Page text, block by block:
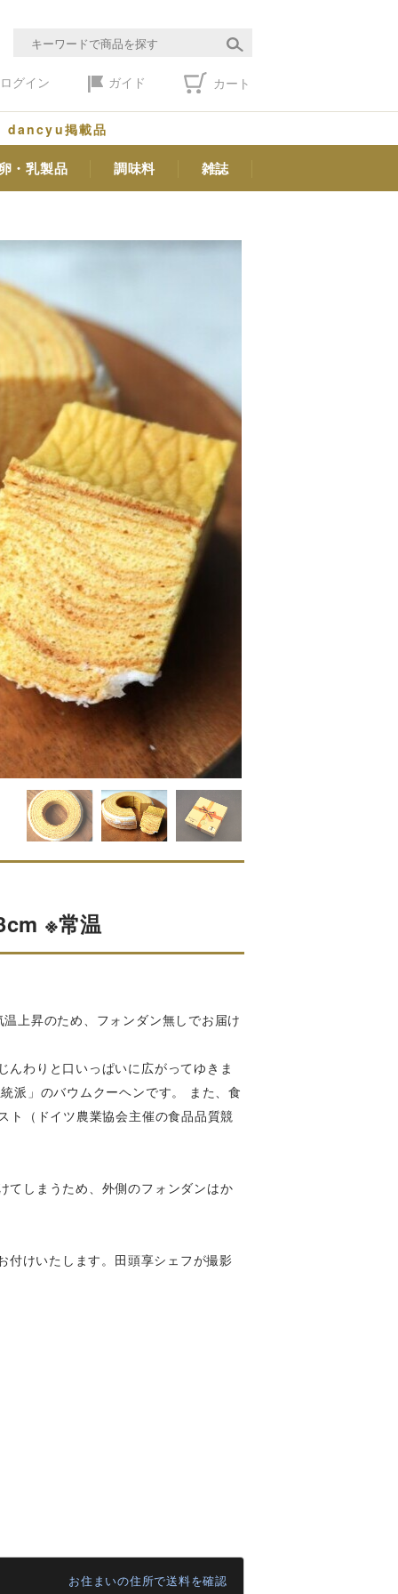
ログイン ガイド カート
dancyu掲載品
卵・乳製品 調味料 雑誌
※常温
上昇のため、フォンダン無しでお届け
んわりと口いっぱいに広がってゆきま
派」のバウムクーヘンです。 また、食
ト（ドイツ農業協会主催の食品品質競
てしまうため、外側のフォンダンはか
付けいたします。田頭享シェフが撮影
お住まいの住所で送料を確認